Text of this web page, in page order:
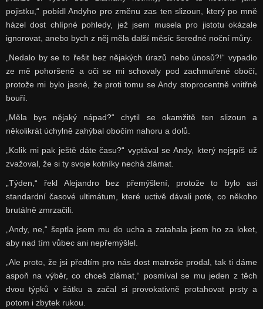
pojistku,“ pobídl Andyho pro změnu zas ten slizoun, který po mně
házel dost chlípné pohledy, jež jsem musela pro jistotu okázale
ignorovat, anebo bych z něj měla další měsíc šeredné noční můry.
„Nedalo by se to řešit bez nějakých úrazů nebo únosů?!“ vypadlo
ze mě pohoršeně a oči se mi schovaly pod zachmuřené obočí,
protože mi bylo jasné, že proti tomu se Andy stoprocentně vnitřně
bouří.
„Měla bys nějaký nápad?“ chytil se okamžitě ten slizoun a
několikrát úchylně zahýbal obočím nahoru a dolů.
„Kolik mi pak ještě dáte času?“ vyptával se Andy, který nejspíš už
zvažoval, že si ty svoje kotníky nechá zlámat.
„Týden,“ řekl Alejandro bez přemýšlení, protože to bylo asi
standardní časové ultimátum, které uctivě dávali poté, co někoho
brutálně zmrzačili.
„Andy, ne,“ šeptla jsem mu do ucha a zatahala jsem ho za loket,
aby nad tím vůbec ani nepřemýšlel.
„Ale proto, že jsi předtím pro nás dost matroše prodal, tak ti dáme
aspoň na výběr, co chceš zlámat,“ posmíval se mu jeden z těch
dvou týpků v šátku a začal si provokativně protahovat prsty a
potom i zbytek rukou.